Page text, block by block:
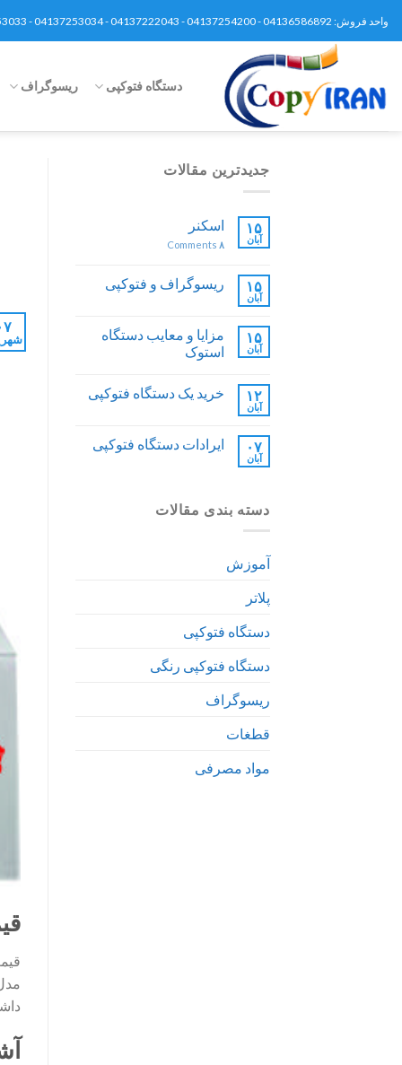
واحد فروش: 04136586892 - 04137254200 - 04137222043 - 04137253034 - 04137253033 - 04137252392 - 09148659399 - 09120370093 | تلگرام 09148659399
دستگاه فتوکپی ریسوگراف
جدیدترین مقالات
۱۵
آبان
اسکنر
۸
۱۵
آبان
ریسوگراف و فتوکپی
۱۵
آبان
مزایا و معایب دستگاه
استوک
۱۲
آبان
خرید یک دستگاه فتوکپی
۰۷
آبان
ایرادات دستگاه فتوکپی
دسته بندی مقالات
آموزش
پلاتر
دستگاه فتوکپی
دستگاه فتوکپی رنگی
ریسوگراف
قطغات
مواد مصرفی